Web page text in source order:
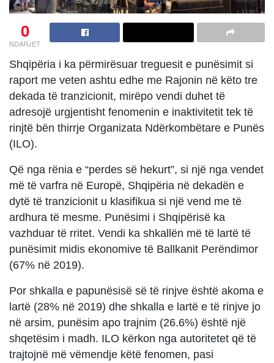
0
NDARJET
Shqipëria i ka përmirësuar treguesit e punësimit si
raport me veten ashtu edhe me Rajonin në këto tre
dekada të tranzicionit, mirëpo vendi duhet të
adresojë urgjentisht fenomenin e inaktivitetit tek të
rinjtë bën thirrje Organizata Ndërkombëtare e Punës
(ILO).
Që nga rënia e “perdes së hekurt”, si një nga vendet
më të varfra në Europë, Shqipëria në dekadën e
dytë të tranzicionit u klasifikua si një vend me të
ardhura të mesme. Punësimi i Shqipërisë ka
vazhduar të rritet. Vendi ka shkallën më të lartë të
punësimit midis ekonomive të Ballkanit Perëndimor
(67% në 2019).
Por shkalla e papunësisë së të rinjve është akoma e
lartë (28% në 2019) dhe shkalla e lartë e të rinjve jo
në arsim, punësim apo trajnim (26.6%) është një
shqetësim i madh. ILO kërkon nga autoritetet që të
trajtojnë më vëmendje këtë fenomen, pasi